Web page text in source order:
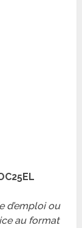
d’emploi ou
au format